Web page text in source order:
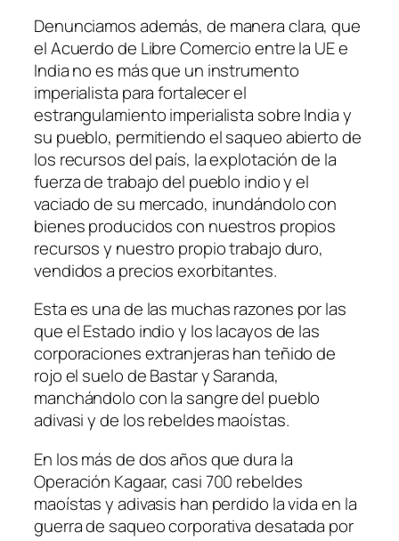
Denunciamos además, de manera clara, que
el Acuerdo de Libre Comercio entre la UE e
India no es más que un instrumento
imperialista para fortalecer el
estrangulamiento imperialista sobre India y
su pueblo, permitiendo el saqueo abierto de
los recursos del país, la explotación de la
fuerza de trabajo del pueblo indio y el
vaciado de su mercado, inundándolo con
bienes producidos con nuestros propios
recursos y nuestro propio trabajo duro,
vendidos a precios exorbitantes.
Esta es una de las muchas razones por las
que el Estado indio y los lacayos de las
corporaciones extranjeras han teñido de
rojo el suelo de Bastar y Saranda,
manchándolo con la sangre del pueblo
adivasi y de los rebeldes maoístas.
En los más de dos años que dura la
Operación Kagaar, casi 700 rebeldes
maoístas y adivasis han perdido la vida en la
guerra de saqueo corporativa desatada por